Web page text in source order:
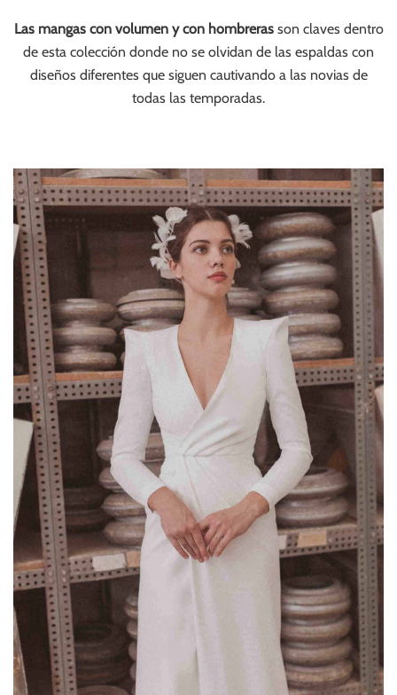
Las mangas con volumen y con hombrerasson claves dentro
de esta colección donde no se olvidan de las espaldas con
diseños diferentes que siguen cautivando a las novias de
todas las temporadas.